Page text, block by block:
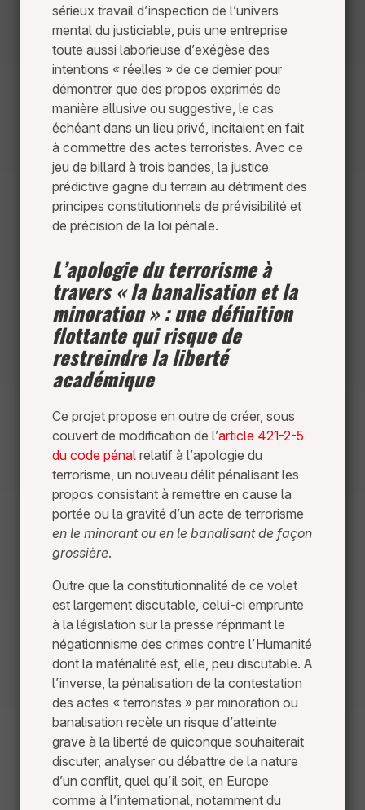
sérieux travail d’inspection de l’univers
mental du justiciable, puis une entreprise
toute aussi laborieuse d’exégèse des
intentions « réelles » de ce dernier pour
démontrer que des propos exprimés de
manière allusive ou suggestive, le cas
échéant dans un lieu privé, incitaient en fait
à commettre des actes terroristes. Avec ce
jeu de billard à trois bandes, la justice
prédictive gagne du terrain au détriment des
principes constitutionnels de prévisibilité et
de précision de la loi pénale.
L’apologie du terrorisme à
travers « la banalisation et la
minoration » : une définition
flottante qui risque de
restreindre la liberté
académique
Ce projet propose en outre de créer, sous
couvert de modification de l’article 421-2-5
du code pénal relatif à l’apologie du
terrorisme, un nouveau délit pénalisant les
propos consistant à remettre en cause la
portée ou la gravité d’un acte de terrorisme
en le minorant ou en le banalisant de façon
grossière.
Outre que la constitutionnalité de ce volet
est largement discutable, celui-ci emprunte
à la législation sur la presse réprimant le
négationnisme des crimes contre l’Humanité
dont la matérialité est, elle, peu discutable. A
l’inverse, la pénalisation de la contestation
des actes « terroristes » par minoration ou
banalisation recèle un risque d’atteinte
grave à la liberté de quiconque souhaiterait
discuter, analyser ou débattre de la nature
d’un conflit, quel qu’il soit, en Europe
comme à l’international, notamment du